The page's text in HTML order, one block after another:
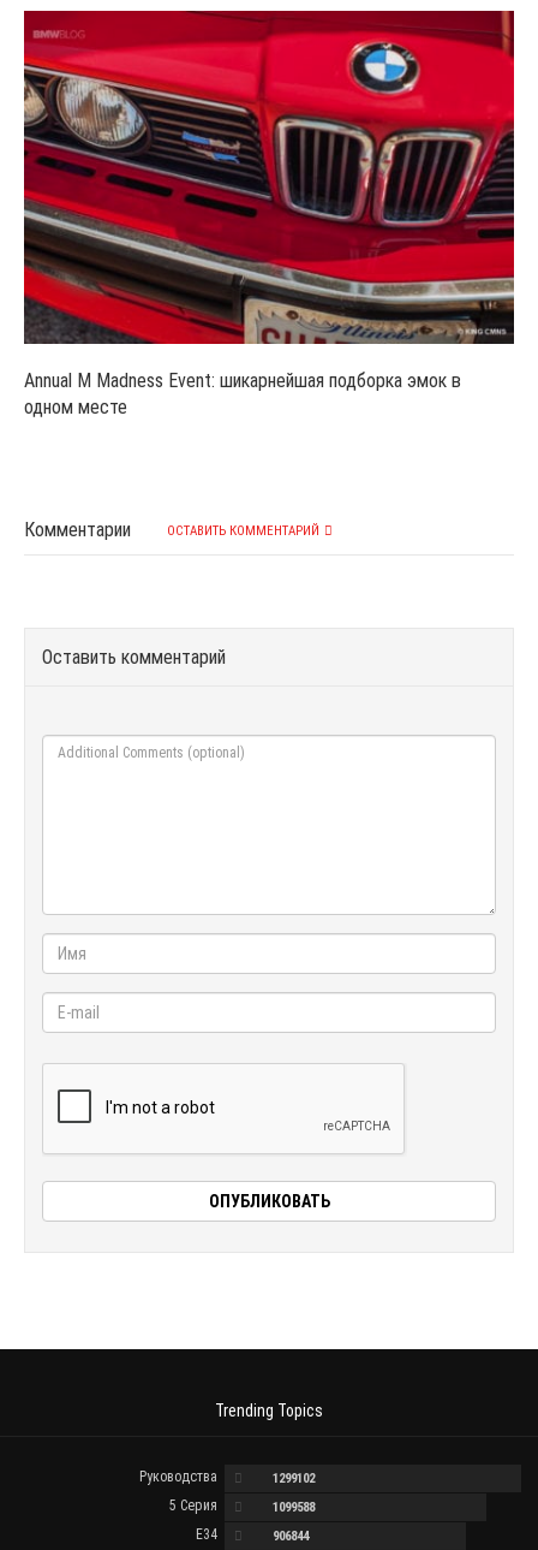
Annual M Madness Event: шикарнейшая подборка эмок в
одном месте
Комментарии ОСТАВИТЬ КОММЕНТАРИЙ
Оставить комментарий
Trending Topics
Руководства 1299102
5 Серия 1099588
E34 906844